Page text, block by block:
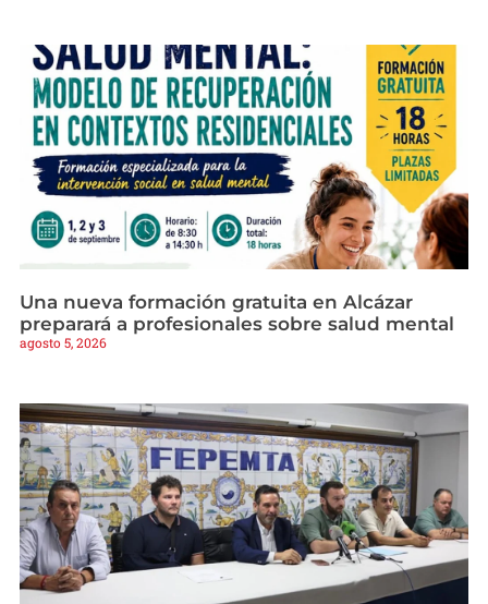
Una nueva formación gratuita en Alcázar
preparará a profesionales sobre salud mental
agosto 5, 2026